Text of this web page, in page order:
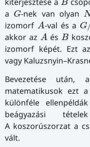
B
a
G
G-nek van olyan
izomorf A
A-val és a G
G/
akkor az A
A ésB
B
izomorf képét. Ezt
vagy
Bevezetése után,
matematikusok ezt
különféle
beágyazási
A koszorúszorzat a
vált.